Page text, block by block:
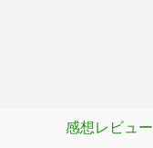
感想レビュー